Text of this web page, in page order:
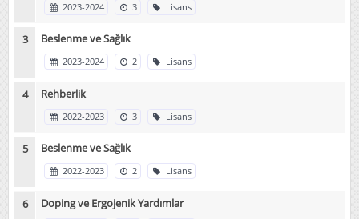
2023-2024 3 Lisans
Beslenme ve Sağlık
2023-2024 2 Lisans
Rehberlik
2022-2023 3 Lisans
Beslenme ve Sağlık
2022-2023 2 Lisans
Doping ve Ergojenik Yardımlar